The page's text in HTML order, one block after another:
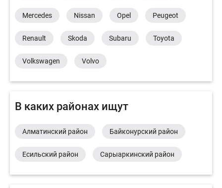
Mercedes Nissan Opel Peugeot
Renault Skoda Subaru Toyota
Volkswagen Volvo
В каких районах ищут
Алматинский район Байконурский район
Есильский район Сарыаркинский район